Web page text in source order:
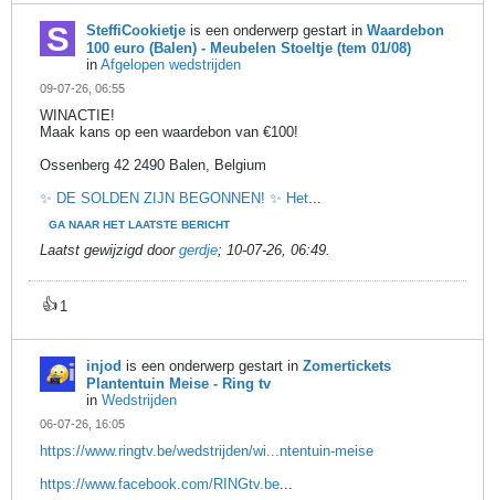
SteffiCookietje is een onderwerp gestart in Waardebon
100 euro (Balen) - Meubelen Stoeltje (tem 01/08)
in Afgelopen wedstrijden
09-07-26, 06:55
WINACTIE!
Maak kans op een waardebon van €100!
Ossenberg 42 2490 Balen, Belgium
✨ DE SOLDEN ZIJN BEGONNEN! ✨ Het...
GA NAAR HET LAATSTE BERICHT
Laatst gewijzigd door gerdje; 10-07-26, 06:49.
👍 1
injod is een onderwerp gestart in Zomertickets
Plantentuin Meise - Ring tv
in Wedstrijden
06-07-26, 16:05
https://www.ringtv.be/wedstrijden/wi...ntentuin-meise
https://www.facebook.com/RINGtv.be...